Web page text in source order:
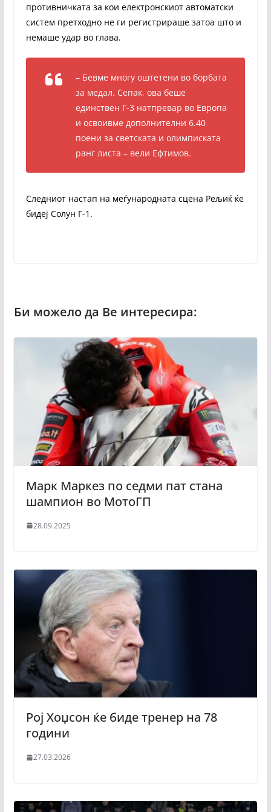
противничката за кои електронскиот автоматски
систем претходно не ги регистрираше затоа што и
немаше удар во глава.
– Бевме многу оштетени во борбата
за медал. Сепак, ова беше
единствен Г-3 натпревар во Европа
и освоивме дополнителни 6.40
поени за светската и олимписката
ранг листа – вели Ефтимов.
Следниот настап на меѓународната сцена Рељиќ ќе
бидеј Солун Г-1.
Марк Маркез по седми пат стана
шампион во МотоГП
28.09.2025
Рој Хоџсон ќе биде тренер на 78
години
27.03.2026